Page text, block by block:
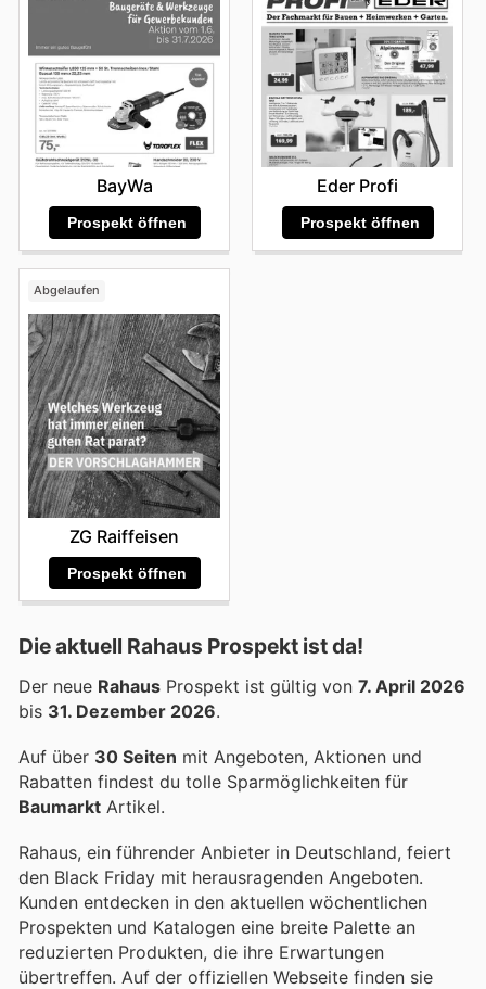
BayWa
Prospekt öffnen
Eder Profi
Prospekt öffnen
Abgelaufen
ZG Raiffeisen
Prospekt öffnen
Die aktuell Rahaus Prospekt ist da!
Der neue Rahaus Prospekt ist gültig von 7. April 2026
bis 31. Dezember 2026.
Auf über 30 Seiten mit Angeboten, Aktionen und
Rabatten findest du tolle Sparmöglichkeiten für
Baumarkt Artikel.
Rahaus, ein führender Anbieter in Deutschland, feiert
den Black Friday mit herausragenden Angeboten.
Kunden entdecken in den aktuellen wöchentlichen
Prospekten und Katalogen eine breite Palette an
reduzierten Produkten, die ihre Erwartungen
übertreffen. Auf der offiziellen Webseite finden sie